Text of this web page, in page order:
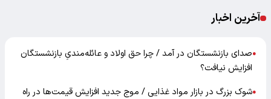
آخرین اخبار
●صدای بازنشستگان در آمد / چرا حق اولاد و عائله‌مندیِ بازنشستگان
افزایش نیافت؟
●شوک بزرگ در بازار مواد غذایی / موج جدید افزایش قیمت‌ها در راه